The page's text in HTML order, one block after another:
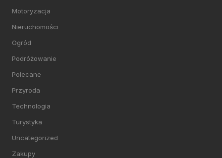
Motoryzacja
Nieruchomości
Ogród
Podróżowanie
Polecane
Przyroda
Technologia
Turystyka
Uncategorized
Zakupy